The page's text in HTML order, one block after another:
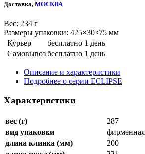
Доставка, МОСКВА
Веc: 234 г
Размеры упаковки: 425×30×75 мм
Курьер
бесплатно 1 день
Самовывоз бесплатно 1 день
Описание и характеристики
Подробнее о серии ECLIPSE
Характеристики
вес (г)
287
вид упаковки
фирменная
длина клинка (мм)
200